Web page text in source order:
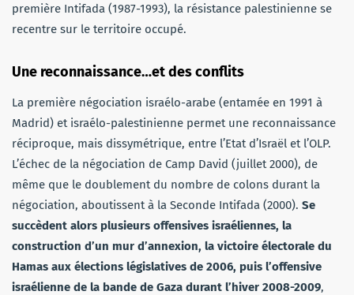
première Intifada (1987-1993), la résistance palestinienne se
recentre sur le territoire occupé.
Une reconnaissance…et des conflits
La première négociation israélo-arabe (entamée en 1991 à
Madrid) et israélo-palestinienne permet une reconnaissance
réciproque, mais dissymétrique, entre l’Etat d’Israël et l’OLP.
L’échec de la négociation de Camp David (juillet 2000), de
même que le doublement du nombre de colons durant la
négociation, aboutissent à la Seconde Intifada (2000). Se
succèdent alors plusieurs offensives israéliennes, la
construction d’un mur d’annexion, la victoire électorale du
Hamas aux élections législatives de 2006, puis l’offensive
israélienne de la bande de Gaza durant l’hiver 2008-2009,